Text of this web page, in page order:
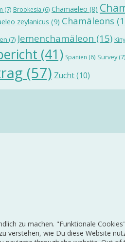
(7) Brookesia (6) Chamaeleo (8)
zeylanicus (9) Chamäleons
(7) Jemenchamäleon (15)
(41) Spanien (6) Survey(7)
(57) Zucht(10)
zu machen. "Funktionale
verstehen, wie Du diese Website